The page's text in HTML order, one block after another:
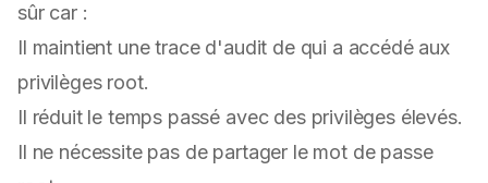
sûr car :
Il maintient une trace d'audit de qui a accédé aux
privilèges root.
Il réduit le temps passé avec des privilèges élevés.
Il ne nécessite pas de partager le mot de passe